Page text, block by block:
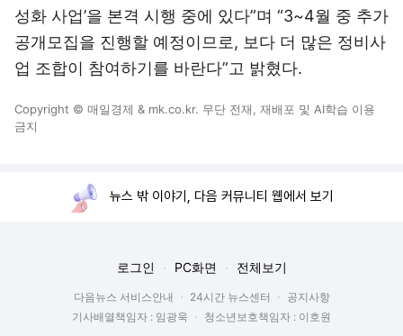
성화 사업’을 본격 시행 중에 있다”며 “3~4월 중 추가
공개모집을 진행할 예정이므로, 보다 더 많은 정비사
업 조합이 참여하기를 바란다”고 밝혔다.
Copyright © 매일경제 & mk.co.kr. 무단 전재, 재배포 및 AI학습 이용
금지
뉴스 밖 이야기, 다음 커뮤니티 웹에서 보기
로그인 PC화면 전체보기
다음뉴스 서비스안내 24시간 뉴스센터
공지사항
기사배열책임자 : 임광욱
청소년보호책임자 : 이호원